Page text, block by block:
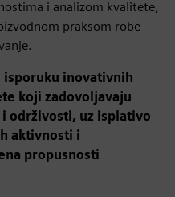
i analizom kvalitete,
praksom robe
isporuku inovativnih
koji zadovoljavaju
održivosti, uz isplativo
aktivnosti i
propusnosti